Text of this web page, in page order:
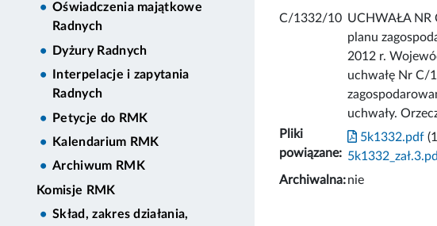
Oświadczenia majątkowe
Radnych
Dyżury Radnych
Interpelacje i zapytania
Radnych
Petycje do RMK
Kalendarium RMK
Archiwum RMK
Komisje RMK
Skład, zakres działania,
C/1332/10 UCHWAŁA NR
planu
2012 r.
uchwałę Nr C/
uchwały.
Pliki
powiązane:
5k1332.pdf
Archiwalna:nie